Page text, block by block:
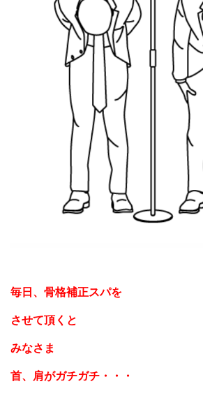
毎日、骨格補正スパを
させて頂くと
みなさま
首、肩がガチガチ・・・